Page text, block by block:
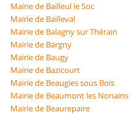
Mairie de Bailleul le Soc
Mairie de Bailleval
Mairie de Balagny sur Thérain
Mairie de Bargny
Mairie de Baugy
Mairie de Bazicourt
Mairie de Beaugies sous Bois
Mairie de Beaumont les Nonains
Mairie de Beaurepaire